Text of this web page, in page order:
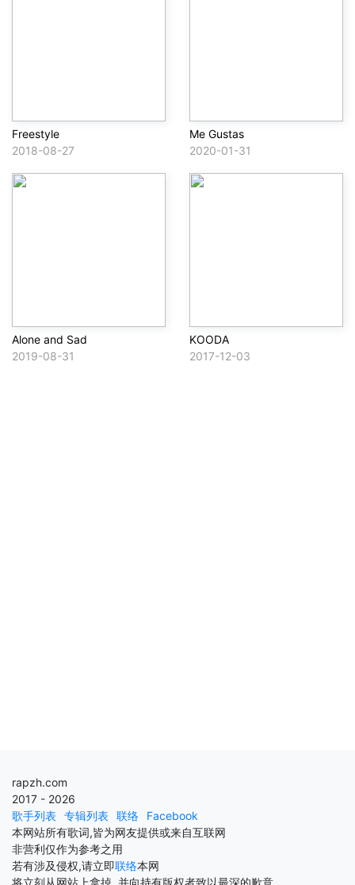
Freestyle
2018-08-27
Me Gustas
2020-01-31
Alone and Sad
2019-08-31
KOODA
2017-12-03
rapzh.com
2017 - 2026
歌手列表 专辑列表 联络
Facebook
本网站所有歌词,皆为网友提供或来自互联网
非营利仅作为参考之用
若有涉及侵权,请立即联络本网
将立刻从网站上拿掉, 并向持有版权者致以最深的歉意